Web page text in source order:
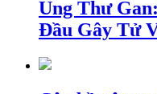
Ung Thư
Đầu Gây Tử